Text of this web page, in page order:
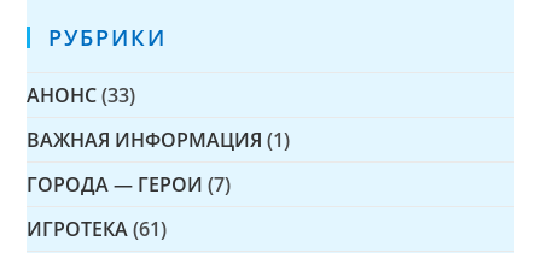
РУБРИКИ
АНОНС (33)
ВАЖНАЯ ИНФОРМАЦИЯ (1)
ГОРОДА — ГЕРОИ (7)
ИГРОТЕКА (61)